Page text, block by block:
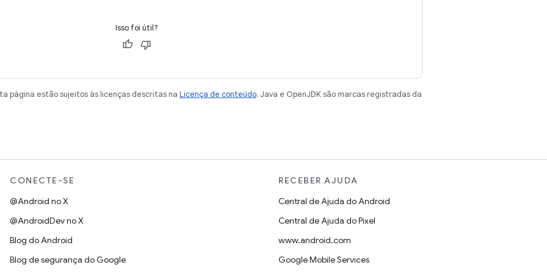
Isso foi útil?
página estão sujeitos às licenças descritas na Licença de conteúdo. Java e OpenJDK são marcas registradas da
CONECTE-SE
@Android no X
@AndroidDev no X
Blog do Android
Blog de segurança do Google
RECEBER AJUDA
Central de Ajuda do Android
Central de Ajuda do Pixel
www.android.com
Google Mobile Services